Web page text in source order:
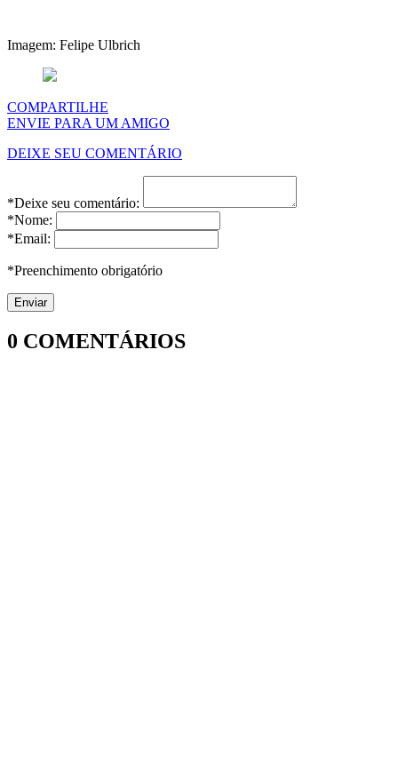
Imagem: Felipe Ulbrich
COMPARTILHE
ENVIE PARA UM AMIGO
DEIXE SEU COMENTÁRIO
*Deixe seu comentário:
*Nome:
*Email:
*Preenchimento obrigatório
0 COMENTÁRIOS